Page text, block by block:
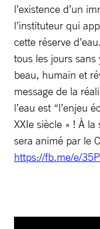
l’existence d’un
l’instituteur qui
cette réserve
tous les jours
beau, humain et
message de la
l’eau est “l’enjeu
XXIe siècle » ! À
sera animé par le
https://fb.me/e/